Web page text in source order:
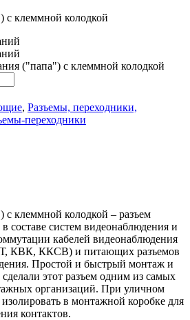
с клеммной колодкой
("папа") с клеммной колодкой
, Разъемы, переходники,
переходники
с клеммной колодкой – разъем
составе систем видеонаблюдения и
кабелей видеонаблюдения
ККСВ) и питающих разъемов
Простой и быстрый монтаж и
этот разъем одним из самых
организаций. При уличном
в монтажной коробке для
контактов.